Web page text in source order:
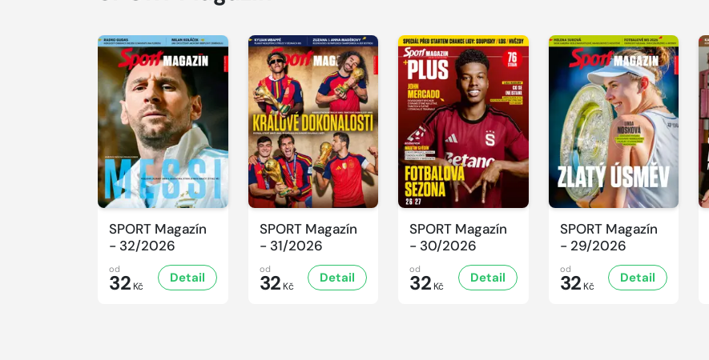
SPORT Magazín
- 32/2026
od
32 Kč
Detail
SPORT Magazín
- 31/2026
od
32 Kč
Detail
SPORT Magazín
- 30/2026
od
32 Kč
Detail
SPORT Magazín
- 29/2026
od
32 Kč
Detail